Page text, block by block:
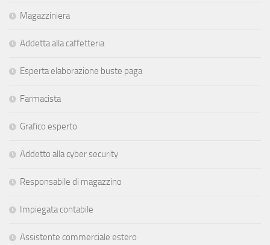
Magazziniera
Addetta alla caffetteria
Esperta elaborazione buste paga
Farmacista
Grafico esperto
Addetto alla cyber security
Responsabile di magazzino
Impiegata contabile
Assistente commerciale estero